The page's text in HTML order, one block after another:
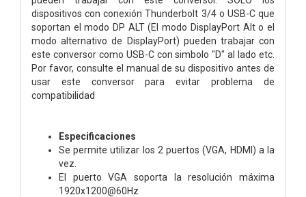
dispositivos con conexión Thunderbolt 3/4 o USB-C que
soportan el modo DP ALT (El modo DisplayPort Alt o el
modo alternativo de DisplayPort) pueden trabajar con
este conversor como USB-C con simbolo "D" al lado etc.
Por favor, consulte el manual de su dispositivo antes de
usar este conversor para evitar problema de
compatibilidad
Especificaciones
Se permite utilizar los 2 puertos (VGA, HDMI) a la
vez.
El puerto VGA soporta la resolución máxima
1920x1200@60Hz